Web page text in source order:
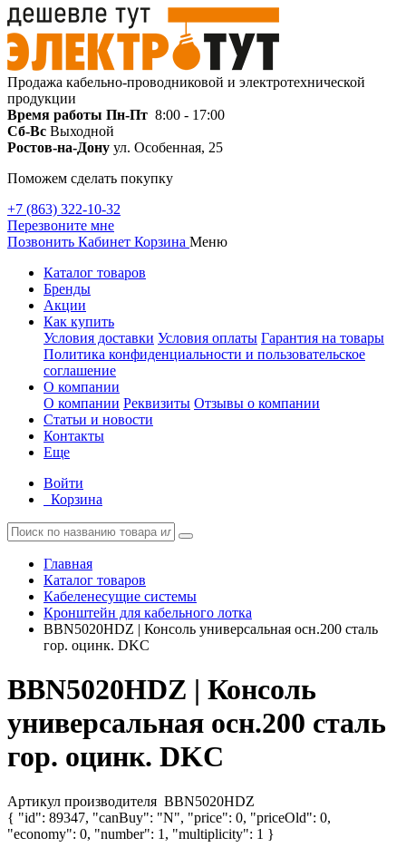
Продажа кабельно-проводниковой и электротехнической
продукции
Время работы Пн-Пт 8:00 - 17:00
Сб-Вс Выходной
Ростов-на-Дону ул. Особенная, 25
Поможем сделать покупку
+7 (863) 322-10-32
Перезвоните мне
Позвонить Кабинет Корзина Меню
Каталог товаров
Бренды
Акции
Как купить
Условия доставки Условия оплаты Гарантия на товары
Политика конфиденциальности и пользовательское
соглашение
О компании
О компании Реквизиты Отзывы о компании
Статьи и новости
Контакты
Еще
Войти
Корзина
Главная
Каталог товаров
Кабеленесущие системы
Кронштейн для кабельного лотка
BBN5020HDZ | Консоль универсальная осн.200 сталь
гор. оцинк. DKC
BBN5020HDZ | Консоль
универсальная осн.200 сталь
гор. оцинк. DKC
Артикул производителя BBN5020HDZ
{ "id": 89347, "canBuy": "N", "price": 0, "priceOld": 0,
"economy": 0, "number": 1, "multiplicity": 1 }